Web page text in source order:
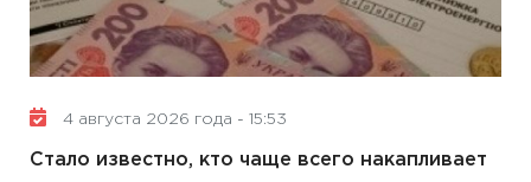
4 августа 2026 года - 15:53
Стало известно, кто чаще всего накапливает